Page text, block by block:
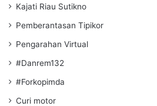
Kajati Riau Sutikno
Pemberantasan Tipikor
Pengarahan Virtual
#Danrem132
#Forkopimda
Curi motor